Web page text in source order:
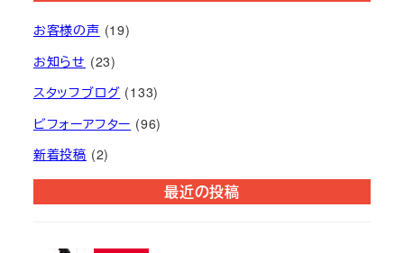
お客様の声 (19)
お知らせ (23)
スタッフブログ (133)
ビフォーアフター (96)
新着投稿 (2)
最近の投稿